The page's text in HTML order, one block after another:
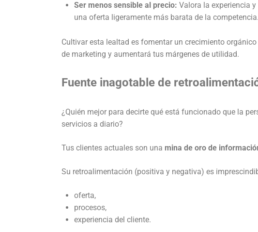
Ser menos sensible al precio: Valora la experiencia
una oferta ligeramente más barata de la competencia.
Cultivar esta lealtad es fomentar un crecimiento
de marketing y aumentará tus márgenes de utilidad.
Fuente inagotable de
¿Quién mejor para decirte qué está funcionado que la
servicios a diario?
Tus clientes actuales son una mina de oro de
Su retroalimentación (positiva y negativa) es
oferta,
procesos,
experiencia del cliente.